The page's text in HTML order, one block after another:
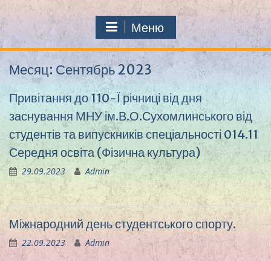
Меню
Месяц:Сентябрь 2023
Привітання до 110-Ї річниці від дня
заснування МНУ ім.В.О.Сухомлинського від
студентів та випускників спеціальності 014.11
Середня освіта (Фізична культура)
29.09.2023 Admin
Міжнародний день студентського спорту.
22.09.2023 Admin